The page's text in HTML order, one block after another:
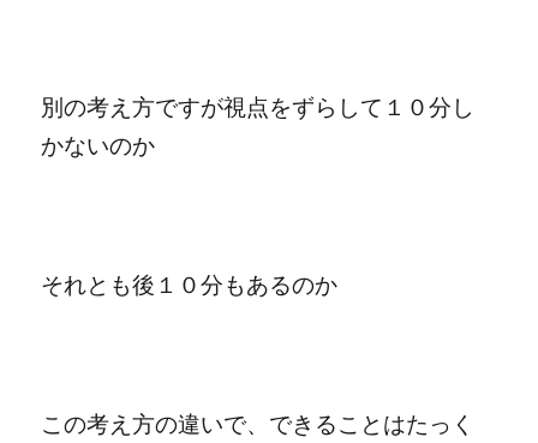
別の考え方ですが視点をずらして１０分し
かないのか
それとも後１０分もあるのか
この考え方の違いで、できることはたっく